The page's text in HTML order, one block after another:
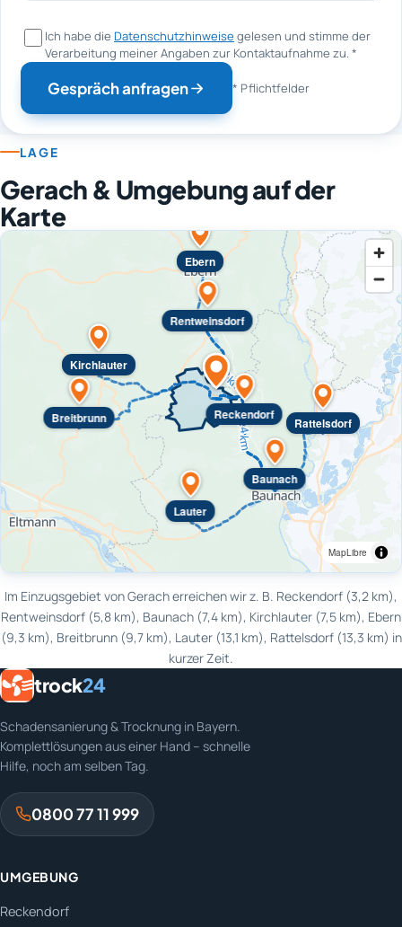
Ich habe die Datenschutzhinweise gelesen und stimme der
Verarbeitung meiner Angaben zur Kontaktaufnahme zu.*
Gespräch anfragen * Pflichtfelder
LAGE
Gerach & Umgebung auf der
Karte
Reckendorf
Rentweinsdorf
Baunach
Rattelsdorf
Kirchlauter
Lauter
Ebern
Breitbrunn
MapLibre
Im Einzugsgebiet von Gerach erreichen wir z. B. Reckendorf (3,2 km),
Rentweinsdorf (5,8 km), Baunach (7,4 km), Kirchlauter (7,5 km), Ebern
(9,3 km), Breitbrunn (9,7 km), Lauter (13,1 km), Rattelsdorf (13,3 km) in
kurzer Zeit.
trock24
Schadensanierung & Trocknung in Bayern.
Komplettlösungen aus einer Hand – schnelle
Hilfe, noch am selben Tag.
0800 77 11 999
UMGEBUNG
Reckendorf